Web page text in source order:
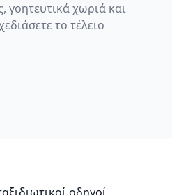
γοητευτικά χωριά και
το τέλειο